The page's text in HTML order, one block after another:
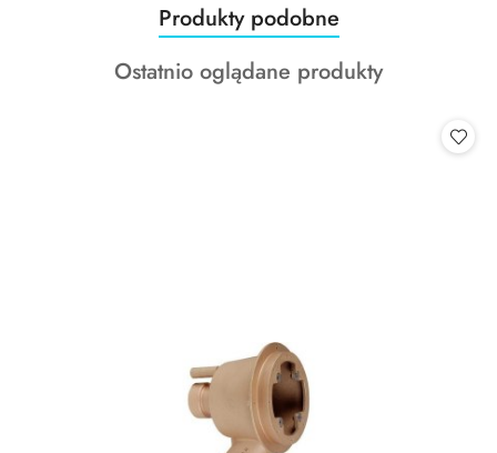
Pomiń karuzelę produktów
Produkty
o
statusie:
Produkty podobne
Produkty
Ostatnio oglądane produkty